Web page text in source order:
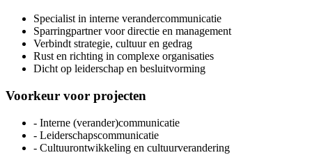
Specialist in interne verandercommunicatie
Sparringpartner voor directie en management
Verbindt strategie, cultuur en gedrag
Rust en richting in complexe organisaties
Dicht op leiderschap en besluitvorming
Voorkeur voor projecten
- Interne (verander)communicatie
- Leiderschapscommunicatie
- Cultuurontwikkeling en cultuurverandering